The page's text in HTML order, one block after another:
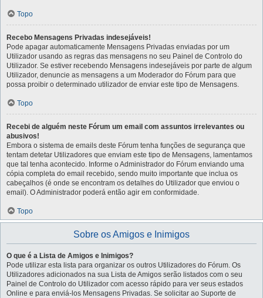
Topo
Recebo Mensagens Privadas indesejáveis!
Pode apagar automaticamente Mensagens Privadas enviadas por um
Utilizador usando as regras das mensagens no seu Painel de Controlo do
Utilizador. Se estiver recebendo Mensagens indesejáveis por parte de algum
Utilizador, denuncie as mensagens a um Moderador do Fórum para que
possa proibir o determinado utilizador de enviar este tipo de Mensagens.
Topo
Recebi de alguém neste Fórum um email com assuntos irrelevantes ou
abusivos!
Embora o sistema de emails deste Fórum tenha funções de segurança que
tentam detetar Utilizadores que enviam este tipo de Mensagens, lamentamos
que tal tenha acontecido. Informe o Administrador do Fórum enviando uma
cópia completa do email recebido, sendo muito importante que inclua os
cabeçalhos (é onde se encontram os detalhes do Utilizador que enviou o
email). O Administrador poderá então agir em conformidade.
Topo
Sobre os Amigos e Inimigos
O que é a Lista de Amigos e Inimigos?
Pode utilizar esta lista para organizar os outros Utilizadores do Fórum. Os
Utilizadores adicionados na sua Lista de Amigos serão listados com o seu
Painel de Controlo do Utilizador com acesso rápido para ver seus estados
Online e para enviá-los Mensagens Privadas. Se solicitar ao Suporte de